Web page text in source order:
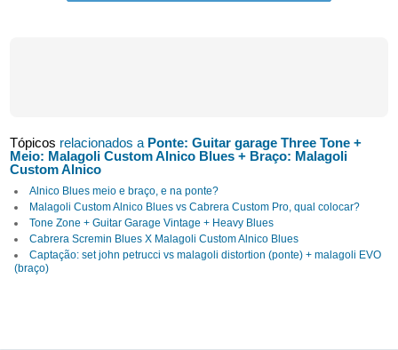
Tópicos relacionados a Ponte: Guitar garage Three Tone +
Meio: Malagoli Custom Alnico Blues + Braço: Malagoli
Custom Alnico
Alnico Blues meio e braço, e na ponte?
Malagoli Custom Alnico Blues vs Cabrera Custom Pro, qual colocar?
Tone Zone + Guitar Garage Vintage + Heavy Blues
Cabrera Scremin Blues X Malagoli Custom Alnico Blues
Captação: set john petrucci vs malagoli distortion (ponte) + malagoli EVO
(braço)